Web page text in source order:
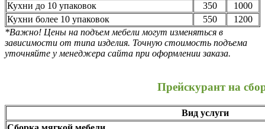
Кухни до 10 упаковок
350
1000
Кухни более 10 упаковок
550
1200
*Важно! Цены на подъем мебели могут изменяться в
зависимости от типа изделия. Точную стоимость подъема
уточняйте у менеджера сайта при оформлении заказа.
Прейскурант на
Вид услуги